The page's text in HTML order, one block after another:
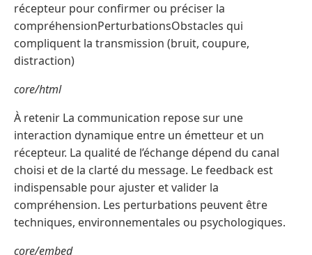
récepteur pour confirmer ou préciser la
compréhensionPerturbationsObstacles qui
compliquent la transmission (bruit, coupure,
distraction)
core/html
À retenir La communication repose sur une
interaction dynamique entre un émetteur et un
récepteur. La qualité de l’échange dépend du canal
choisi et de la clarté du message. Le feedback est
indispensable pour ajuster et valider la
compréhension. Les perturbations peuvent être
techniques, environnementales ou psychologiques.
core/embed